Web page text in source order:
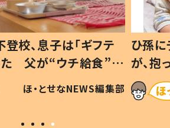
校、息子は「ギフテ
た 父が“ウチ給食”を
理由とは #令和の親
ほ・とせなNEWS編集部
ひ孫
が、
「涙が
い」